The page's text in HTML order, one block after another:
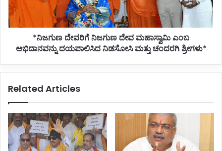
ಅಭಿದಾನವನ್ನು
ದಯಪಾಲಿಸಿದ
ನಿಡಸೋಸಿ
ಚಂದರಗಿ
*ನಿಜಗುಣ ದೇವರಿಗೆ ನಿಜಗುಣ ದೇವ ಮಹಾಸ್ವಾಮಿ ಎಂಬ
ಅಭಿದಾನವನ್ನು ದಯಪಾಲಿಸಿದ ನಿಡಸೋಸಿ ಮತ್ತು ಚಂದರಗಿ ಶ್ರೀಗಳು*
Related Articles